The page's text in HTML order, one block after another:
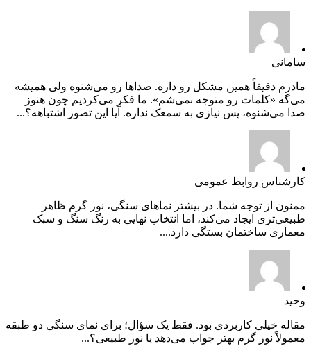
سامانی
مادرم دقیقاً همین مشکل رو داره. صداها رو می‌شنوه ولی همیشه
می‌گه «کلمات رو متوجه نمی‌شم». ما فکر می‌کردیم چون هنوز
صدا می‌شنوه، پس نیازی به سمعک نداره. آیا این تصور اشتباهه؟...
کارشناس روابط عمومی
ممنون از توجه شما. در بیشتر نماهای سنگی، نور گرم ظاهر
طبیعی‌تری ایجاد می‌کند، اما انتخاب نهایی به رنگ سنگ و سبک
معماری ساختمان بستگی دارد....
وحید
مقاله خیلی کاربردی بود. فقط یک سؤال؛ برای نمای سنگی دو طبقه
معمولاً نور گرم بهتر جواب می‌دهد یا نور طبیعی؟...